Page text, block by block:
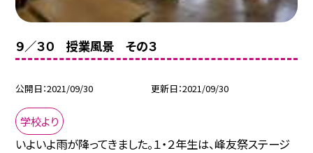
９／３０ 授業風景 その３
公開日 2021/09/30 更新日 2021/09/30
学校より
いよいよ雨が降ってきました。１・２年生は、峰友祭ステージ